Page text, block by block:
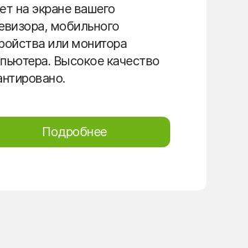
на экране вашего
мобильного
или монитора
Высокое качество
Подробнее